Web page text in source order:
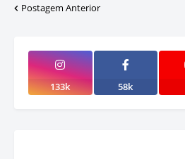
Postagem Anterior
133k 58k